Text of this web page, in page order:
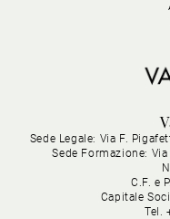
Sede Legale: Via F.
Sede Formazione:
C.F. e
Capitale
Tel.